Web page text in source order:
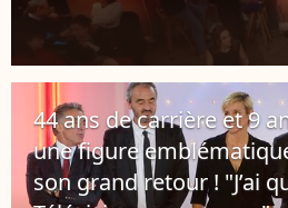
44 ans de carrière et 9
une figure
son grand retour ! "J’ai